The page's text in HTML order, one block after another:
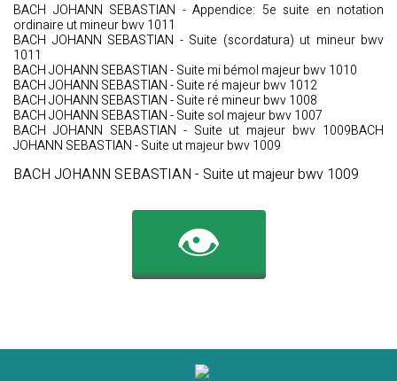
BACH JOHANN SEBASTIAN - Appendice: 5e suite en notation
ordinaire ut mineur bwv 1011
BACH JOHANN SEBASTIAN - Suite (scordatura) ut mineur bwv
1011
BACH JOHANN SEBASTIAN - Suite mi bémol majeur bwv 1010
BACH JOHANN SEBASTIAN - Suite ré majeur bwv 1012
BACH JOHANN SEBASTIAN - Suite ré mineur bwv 1008
BACH JOHANN SEBASTIAN - Suite sol majeur bwv 1007
BACH JOHANN SEBASTIAN - Suite ut majeur bwv 1009BACH
JOHANN SEBASTIAN - Suite ut majeur bwv 1009
BACH JOHANN SEBASTIAN - Suite ut majeur bwv 1009
👁️